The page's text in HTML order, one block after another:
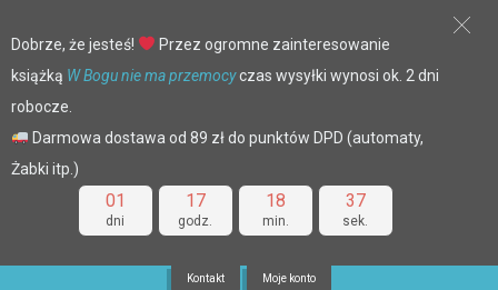
01
dni
17
godz.
18
min.
36
sek.
Dobrze, że jesteś!
Przez ogromne zainteresowanie
książką W Bogu nie ma przemocyczas wysyłki wynosi ok. 2 dni
robocze.
Darmowa dostawa od 89 zł do punktów DPD (automaty,
Żabki itp.)
Kontakt Moje konto